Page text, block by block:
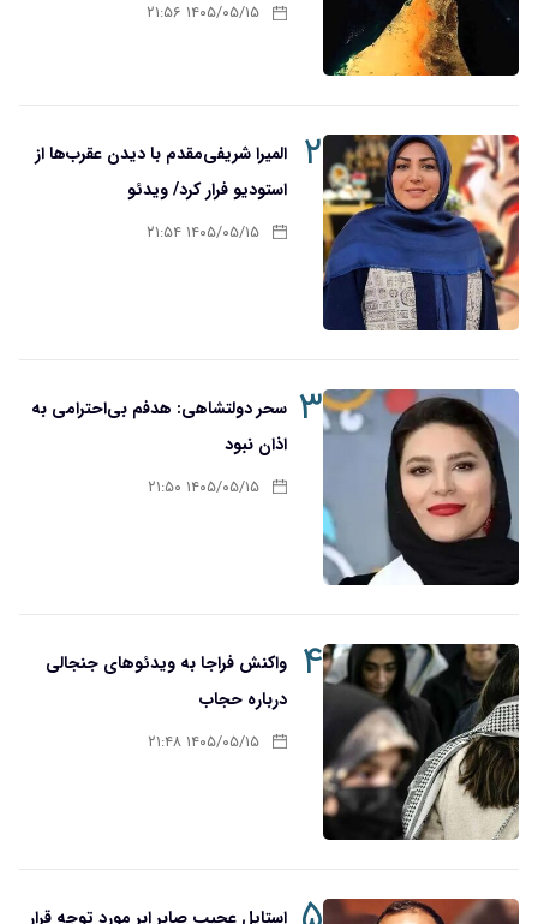
۱۴۰۵/۰۵/۱۵ ۲۱:۵۶
۲
المیرا شریفی‌مقدم با دیدن عقرب‌ها از
استودیو فرار کرد/ ویدئو
۱۴۰۵/۰۵/۱۵ ۲۱:۵۴
۳ سحر دولتشاهی: هدفم بی‌احترامی به
اذان نبود
۱۴۰۵/۰۵/۱۵ ۲۱:۵۰
۴
واکنش فراجا به ویدئوهای جنجالی
درباره حجاب
۱۴۰۵/۰۵/۱۵ ۲۱:۴۸
استایل عجیب صابر ابر مورد توجه قرار